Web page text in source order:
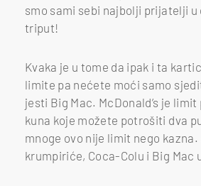
smo sami sebi najbolji prijatelji u
triput!
Kvaka je u tome da ipak i ta
limite pa nećete moći samo
jesti Big Mac. McDonald’s je limit
kuna koje možete potrošiti dva
mnoge ovo nije limit nego
krumpiriće, Coca-Colu i Big Mac